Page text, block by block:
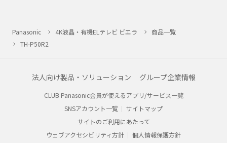
Panasonic 4K液晶・有機ELテレビ ビエラ
商品一覧
TH-P50R2
法人向け製品・ソリューション グループ企業情報
CLUB Panasonic会員が使えるアプリ/サービス一覧
SNSアカウント一覧
サイトマップ
サイトのご利用にあたって
ウェブアクセシビリティ方針
個人情報保護方針